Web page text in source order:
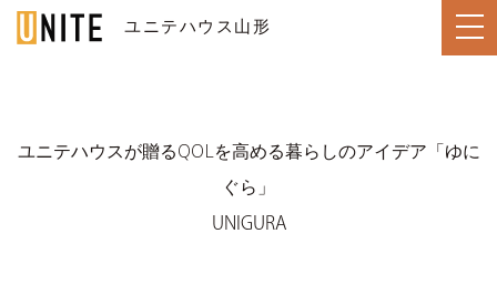
ユニテハウス山形
ユニテハウスが贈るQOLを高める暮らしのアイデア「ゆに
ぐら」
UNIGURA